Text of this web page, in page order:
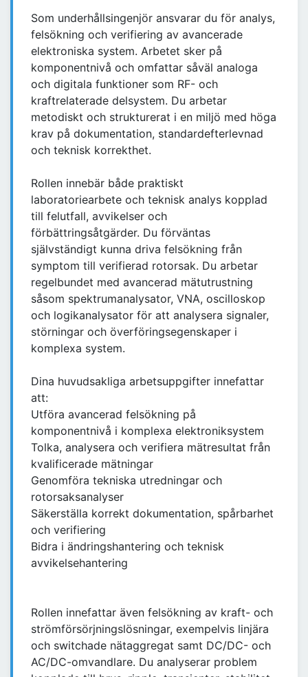
Som underhållsingenjör ansvarar du för analys,
felsökning och verifiering av avancerade
elektroniska system. Arbetet sker på
komponentnivå och omfattar såväl analoga
och digitala funktioner som RF- och
kraftrelaterade delsystem. Du arbetar
metodiskt och strukturerat i en miljö med höga
krav på dokumentation, standardefterlevnad
och teknisk korrekthet.
Rollen innebär både praktiskt
laboratoriearbete och teknisk analys kopplad
till felutfall, avvikelser och
förbättringsåtgärder. Du förväntas
självständigt kunna driva felsökning från
symptom till verifierad rotorsak. Du arbetar
regelbundet med avancerad mätutrustning
såsom spektrumanalysator, VNA, oscilloskop
och logikanalysator för att analysera signaler,
störningar och överföringsegenskaper i
komplexa system.
Dina huvudsakliga arbetsuppgifter innefattar
att:
Utföra avancerad felsökning på
komponentnivå i komplexa elektroniksystem
Tolka, analysera och verifiera mätresultat från
kvalificerade mätningar
Genomföra tekniska utredningar och
rotorsaksanalyser
Säkerställa korrekt dokumentation, spårbarhet
och verifiering
Bidra i ändringshantering och teknisk
avvikelsehantering
Rollen innefattar även felsökning av kraft- och
strömförsörjningslösningar, exempelvis linjära
och switchade nätaggregat samt DC/DC- och
AC/DC-omvandlare. Du analyserar problem